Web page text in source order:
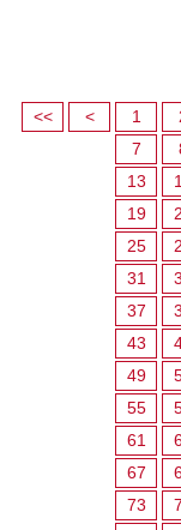
<< < 1
7
13
19
25
31
37
43
49
55
61
67
73